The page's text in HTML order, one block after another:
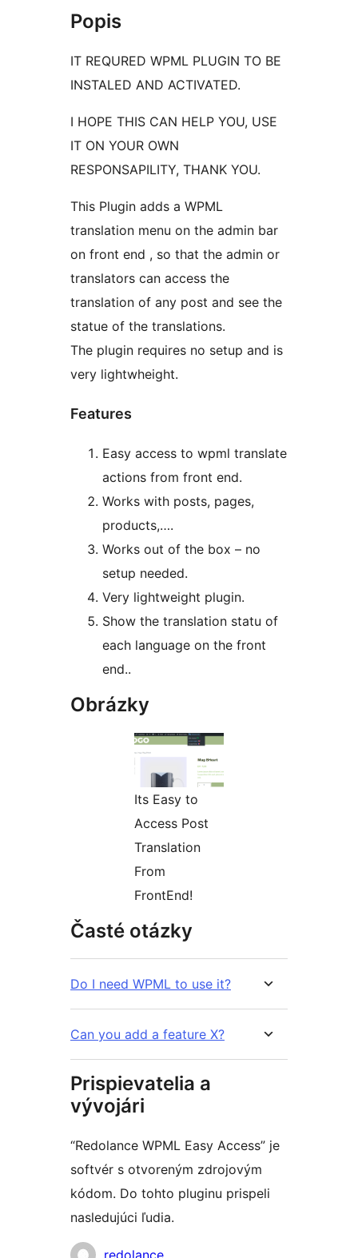
Popis
IT REQURED WPML PLUGIN TO BE
INSTALED AND ACTIVATED.
I HOPE THIS CAN HELP YOU, USE
IT ON YOUR OWN
RESPONSAPILITY, THANK YOU.
This Plugin adds a WPML
translation menu on the admin bar
on front end , so that the admin or
translators can access the
translation of any post and see the
statue of the translations.
The plugin requires no setup and is
very lightwheight.
Features
Easy access to wpml translate
actions from front end.
Works with posts, pages,
products,….
Works out of the box – no
setup needed.
Very lightweight plugin.
Show the translation statu of
each language on the front
end..
Obrázky
Its Easy to
Access Post
Translation
From
FrontEnd!
Časté otázky
Do I need WPML to use it?
Can you add a feature X?
Prispievatelia a
vývojári
“Redolance WPML Easy Access” je
softvér s otvoreným zdrojovým
kódom. Do tohto pluginu prispeli
nasledujúci ľudia.
Prispievatelia